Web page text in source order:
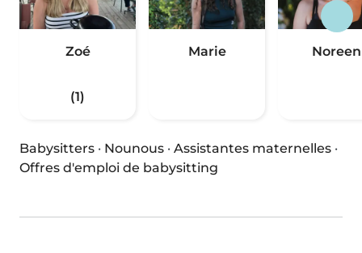
Zoé
(1)
Marie Noreen
Babysitters · Nounous · Assistantes maternelles ·
Offres d'emploi de babysitting